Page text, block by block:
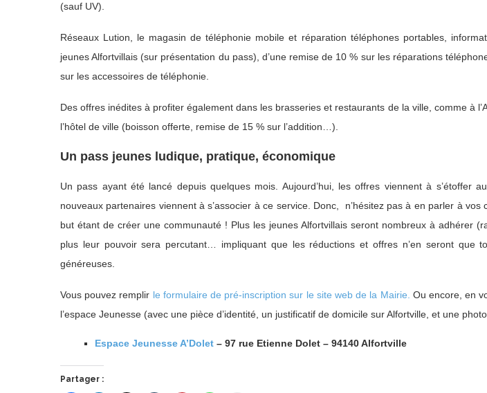
(sauf UV).
Réseaux Lution, le magasin de téléphonie mobile et réparation téléphones portables,
jeunes Alfortvillais (sur présentation du pass), d’une remise de 10 % sur les réparations
sur les accessoires de téléphonie.
Des offres inédites à profiter également dans les brasseries et restaurants de la ville, comme à
l’hôtel de ville (boisson offerte, remise de 15 % sur l’addition…).
Un pass jeunes ludique, pratique, économique
Un pass ayant été lancé depuis quelques mois. Aujourd’hui, les offres viennent à s’étoffer
nouveaux partenaires viennent à s’associer à ce service. Donc, n’hésitez pas à en parler à vos
but étant de créer une communauté ! Plus les jeunes Alfortvillais seront nombreux à adhérer
plus leur pouvoir sera percutant… impliquant que les réductions et offres n’en seront que
généreuses.
Vous pouvez remplir le formulaire de pré-inscription sur le site web de la Mairie. Ou encore, en
l’espace Jeunesse (avec une pièce d’identité, un justificatif de domicile sur Alfortville, et une
Espace Jeunesse A’Dolet – 97 rue Etienne Dolet – 94140 Alfortville
Partager :